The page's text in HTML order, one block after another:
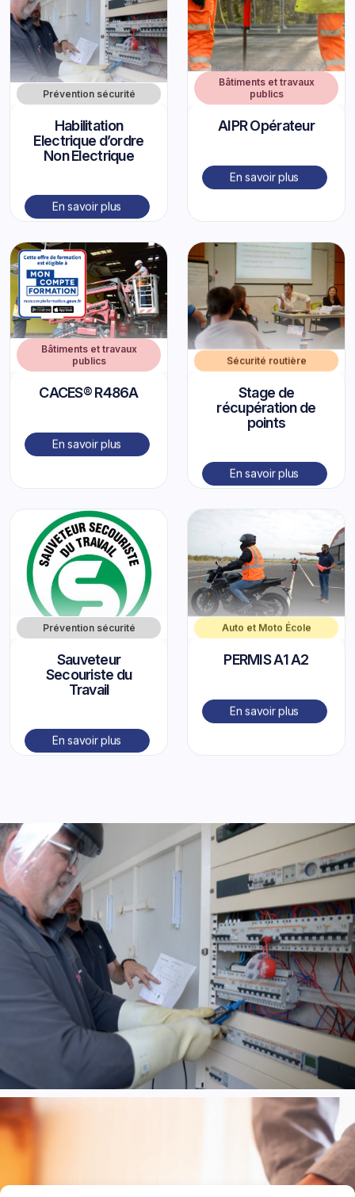
Prévention sécurité
Habilitation
Electrique d’ordre
Non Electrique
En savoir plus
Bâtiments et travaux
publics
AIPR Opérateur
En savoir plus
Bâtiments et travaux
publics
CACES® R486A
En savoir plus
Sécurité routière
Stage de
récupération de
points
En savoir plus
Prévention sécurité
Sauveteur
Secouriste du
Travail
En savoir plus
Auto et Moto École
PERMIS A1 A2
En savoir plus